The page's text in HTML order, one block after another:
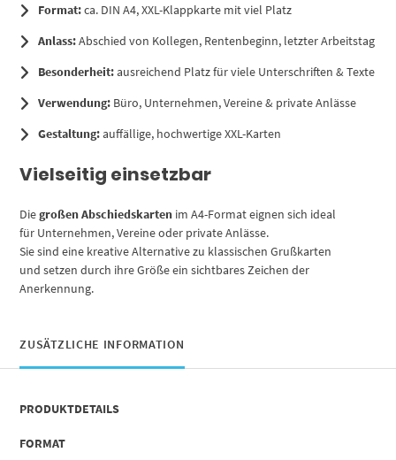
Format:ca. DIN A4, XXL-Klappkarte mit viel Platz
Anlass:Abschied von Kollegen, Rentenbeginn, letzter Arbeitstag
Besonderheit:ausreichend Platz für viele Unterschriften & Texte
Verwendung: Büro, Unternehmen, Vereine & private Anlässe
Gestaltung:auffällige, hochwertige XXL-Karten
Vielseitig einsetzbar
Diegroßen Abschiedskarten im A4-Format eignen sich ideal
für Unternehmen, Vereine oder private Anlässe.
Sie sind eine kreative Alternative zu klassischen Grußkarten
und setzen durch ihre Größe ein sichtbares Zeichen der
Anerkennung.
ZUSÄTZLICHE INFORMATION
PRODUKTDETAILS
FORMAT